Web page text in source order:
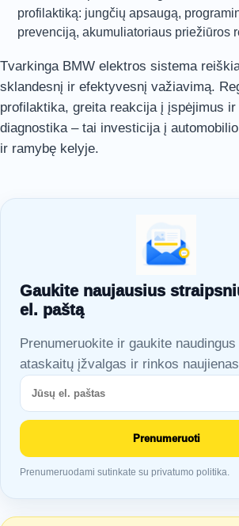
profilaktiką: jungčių apsaugą,
prevenciją, akumuliatoriaus priežiūros
Tvarkinga BMW elektros sistema
sklandesnį ir efektyvesnį važiavimą.
profilaktika, greita reakcija į įspėjimus ir
diagnostika – tai investicija į
ir ramybę kelyje.
Gaukite naujausius
el. paštą
Prenumeruokite ir gaukite
ataskaitų įžvalgas ir rinkos
Prenumeruoti
Prenumeruodami sutinkate su privatumo politika.